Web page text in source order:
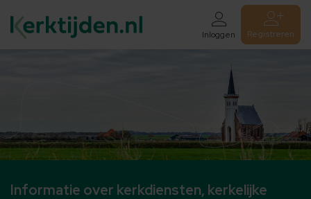
Inloggen Registreren
Informatie over kerkdiensten, kerkelijke